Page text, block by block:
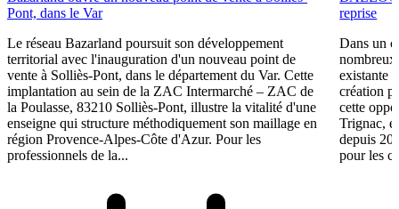
Pont, dans le Var
Le réseau Bazarland poursuit son développement
territorial avec l'inauguration d'un nouveau point de
vente à Solliès-Pont, dans le département du Var. Cette
implantation au sein de la ZAC Intermarché – ZAC de
la Poulasse, 83210 Solliès-Pont, illustre la vitalité d'une
enseigne qui structure méthodiquement son maillage en
région Provence-Alpes-Côte d'Azur. Pour les
professionnels de la...
reprise
Dans un
nombreux
existante
création
cette
Trignac,
depuis
pour les